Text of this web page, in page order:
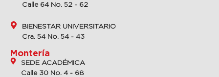
Calle 64 No. 52 - 62
BIENESTAR UNIVERSITARIO
Cra. 54 No. 54 - 43
Montería
SEDE ACADÉMICA
Calle 30 No. 4 - 68